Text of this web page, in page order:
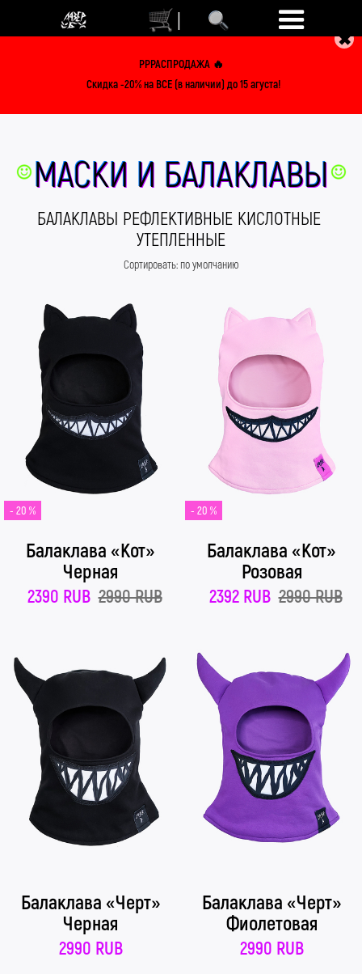
|
РРРАСПРОДАЖА 🔥
Скидка -20% на ВСЕ (в наличии) до 15 агуста!
✖
МАСКИ И БАЛАКЛАВЫ
БАЛАКЛАВЫ РЕФЛЕКТИВНЫЕ КИСЛОТНЫЕ
УТЕПЛЕННЫЕ
Сортировать: по умолчанию
- 20 %
Балаклава «Кот»
Черная
2390 RUB 2990 RUB
- 20 %
Балаклава «Кот»
Розовая
2392 RUB 2990 RUB
Балаклава «Черт»
Черная
2990 RUB
Балаклава «Черт»
Фиолетовая
2990 RUB